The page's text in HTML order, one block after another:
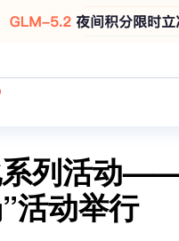
系列活动
活动举行